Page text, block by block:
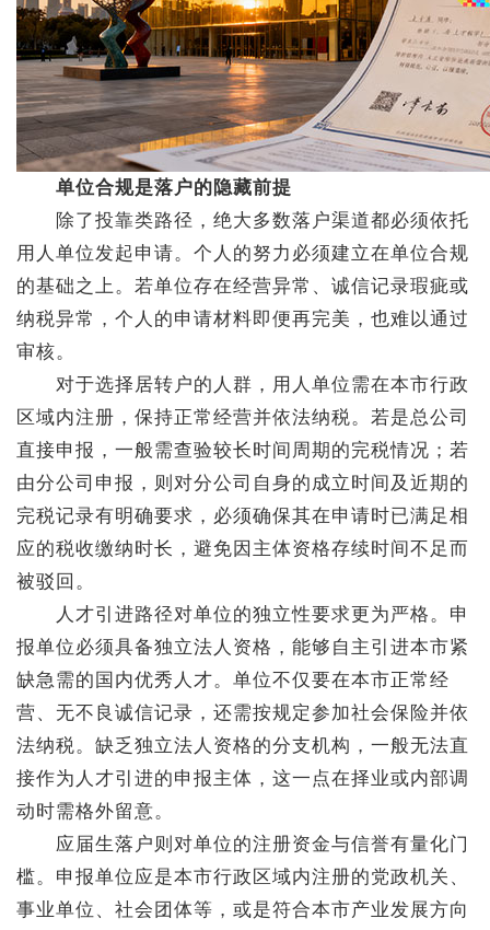
单位合规是落户的隐藏前提
除了投靠类路径，绝大多数落户渠道都必须依托
用人单位发起申请。个人的努力必须建立在单位合规
的基础之上。若单位存在经营异常、诚信记录瑕疵或
纳税异常，个人的申请材料即便再完美，也难以通过
审核。
对于选择居转户的人群，用人单位需在本市行政
区域内注册，保持正常经营并依法纳税。若是总公司
直接申报，一般需查验较长时间周期的完税情况；若
由分公司申报，则对分公司自身的成立时间及近期的
完税记录有明确要求，必须确保其在申请时已满足相
应的税收缴纳时长，避免因主体资格存续时间不足而
被驳回。
人才引进路径对单位的独立性要求更为严格。申
报单位必须具备独立法人资格，能够自主引进本市紧
缺急需的国内优秀人才。单位不仅要在本市正常经
营、无不良诚信记录，还需按规定参加社会保险并依
法纳税。缺乏独立法人资格的分支机构，一般无法直
接作为人才引进的申报主体，这一点在择业或内部调
动时需格外留意。
应届生落户则对单位的注册资金与信誉有量化门
槛。申报单位应是本市行政区域内注册的党政机关、
事业单位、社会团体等，或是符合本市产业发展方向